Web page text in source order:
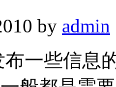
by admin
一些信息